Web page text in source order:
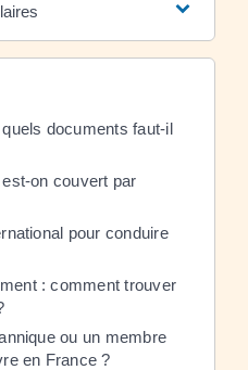
documents faut-il
on couvert par
pour conduire
: comment trouver
ou un membre
en France ?